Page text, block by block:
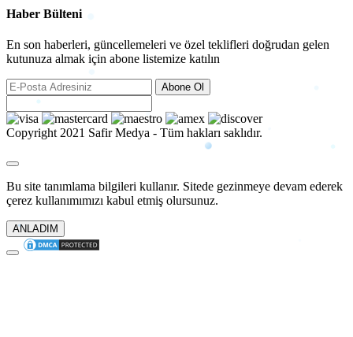
Haber Bülteni
En son haberleri, güncellemeleri ve özel teklifleri doğrudan gelen
kutunuza almak için abone listemize katılın
Abone Ol
Copyright 2021 Safir Medya - Tüm hakları saklıdır.
Bu site tanımlama bilgileri kullanır. Sitede gezinmeye devam ederek
çerez kullanımımızı kabul etmiş olursunuz.
ANLADIM